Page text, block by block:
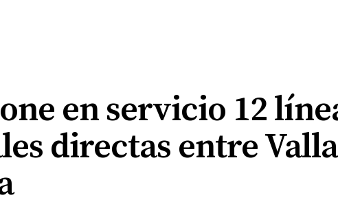
en servicio 12
directas entre